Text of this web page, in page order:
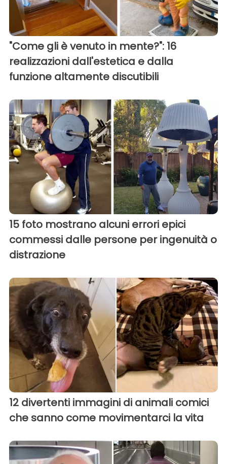
"Come gli è venuto in mente?": 16
realizzazioni dall'estetica e dalla
funzione altamente discutibili
15 foto mostrano alcuni errori epici
commessi dalle persone per ingenuità o
distrazione
12 divertenti immagini di animali comici
che sanno come movimentarci la vita